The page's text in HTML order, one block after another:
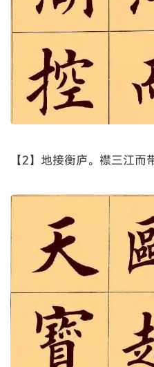
【2】地接衡庐。襟三江而